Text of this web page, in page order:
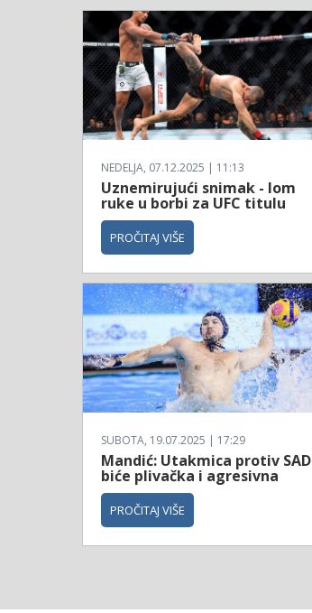
NEDELJA, 07.12.2025 | 11:13
Uznemirujući snimak - lom
ruke u borbi za UFC titulu
PROČITAJ VIŠE
SUBOTA, 19.07.2025 | 17:29
Mandić: Utakmica protiv SAD
biće plivačka i agresivna
PROČITAJ VIŠE